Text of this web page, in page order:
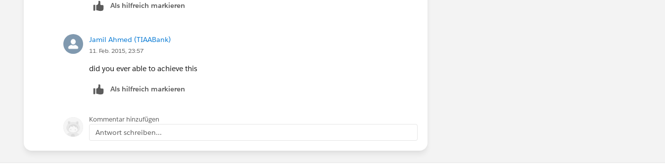
Als hilfreich markieren
Jamil Ahmed (TIAABank)
11. Feb. 2015, 23:57
did you ever able to achieve this
Als hilfreich markieren
Kommentar hinzufügen
Antwort schreiben...